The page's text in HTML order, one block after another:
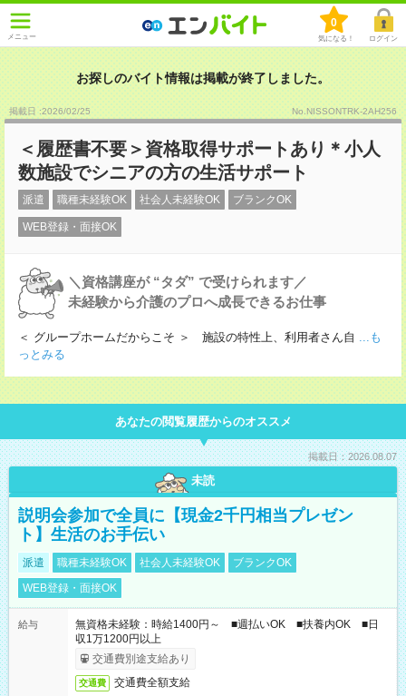
メニュー
0
気になる！ ログイン
お探しのバイト情報は掲載が終了しました。
掲載日 :2026/02/25 No.NISSONTRK-2AH256
＜履歴書不要＞資格取得サポートあり＊小人
数施設でシニアの方の生活サポート
派遣 職種未経験OK 社会人未経験OK ブランクOK
WEB登録・面接OK
＼資格講座が “タダ” で受けられます／
未経験から介護のプロへ成長できるお仕事
＜ グループホームだからこそ ＞ 施設の特性上、利用者さん自 ...も
っとみる
あなたの閲覧履歴からのオススメ
掲載日：2026.08.07
未読
説明会参加で全員に【現金2千円相当プレゼン
ト】生活のお手伝い
派遣 職種未経験OK 社会人未経験OK
ブランクOK
WEB登録・面接OK
給与
無資格未経験：時給1400円～ ■週払いOK ■扶養内OK ■日
収1万1200円以上
交通費別途支給あり
交通費 交通費全額支給